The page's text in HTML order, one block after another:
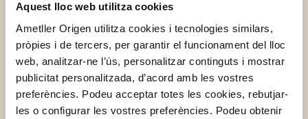
Aquest lloc web utilitza cookies
Ametller Origen utilitza cookies i tecnologies similars,
pròpies i de tercers, per garantir el funcionament del lloc
web, analitzar-ne l’ús, personalitzar continguts i mostrar
publicitat personalitzada, d’acord amb les vostres
preferències. Podeu acceptar totes les cookies, rebutjar-
les o configurar les vostres preferències. Podeu obtenir
Aquesta diversitat ens permet jugar amb elsmicroclimes
Quan en una zona comença a fer massa fred, en una altra,
una mica més al sud o més a prop del mar, la temperatura
encara és ideal. Aquesta «dansa» geogràfica ens permet
tenir una producció estable i allargar la collita des del
novembre fins al maig. Sense hivernacles calefactats